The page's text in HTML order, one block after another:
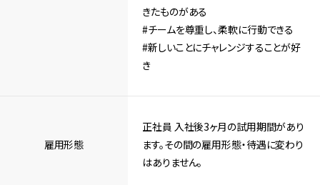
きたものがある
#チームを尊重し、柔軟に行動できる
#新しいことにチャレンジすることが好
き
雇用形態
正社員 入社後3ヶ月の試用期間があり
ます。その間の雇用形態・待遇に変わり
はありません。